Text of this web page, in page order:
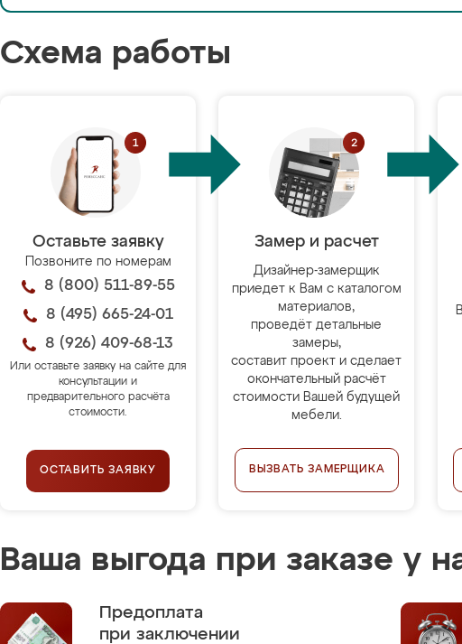
Схема работы
Оставьте заявку
Позвоните по номерам
8 (800) 511-89-55
8 (495) 665-24-01
8 (926) 409-68-13
Или оставьте заявку на сайте для
консультации и
предварительного расчёта
стоимости.
ОСТАВИТЬ ЗАЯВКУ
Замер и расчет
Дизайнер-замерщик
приедет к Вам с каталогом
материалов,
проведёт детальные
замеры,
составит проект и сделает
окончательный расчёт
стоимости Вашей будущей
мебели.
ВЫЗВАТЬ ЗАМЕРЩИКА
Ваша выгода при заказе у
Предоплата
при заключении